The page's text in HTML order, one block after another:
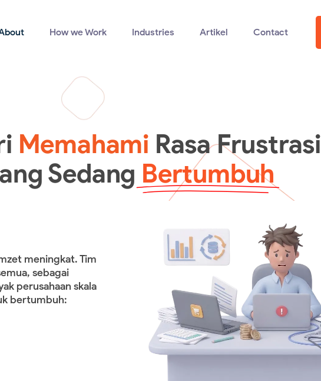
How we Work Industries Artikel Contact
Memahami Rasa Frustrasi
Sedang Bertumbuh
meningkat. Tim
sebagai
perusahaan skala
bertumbuh: